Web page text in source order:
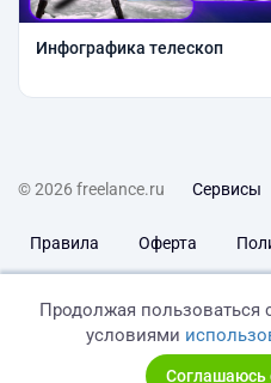
Инфографика телескоп
© 2026 freelance.ru Сервисы
Правила Оферта
Продолжая пользоваться
условиями
Соглашаюсь